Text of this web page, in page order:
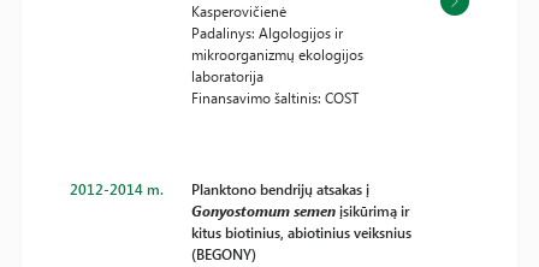
Kasperovičienė
Padalinys: Algologijos ir
mikroorganizmų ekologijos
laboratorija
Finansavimo šaltinis: COST
2012-2014 m.
Planktono bendrijų atsakas į
Gonyostomum semenįsikūrimą ir
kitus biotinius, abiotinius veiksnius
(BEGONY)